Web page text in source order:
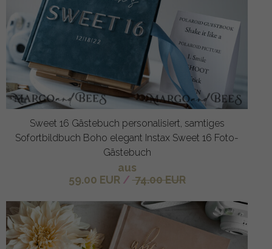
Sweet 16 Gästebuch personalisiert, samtiges
Sofortbildbuch Boho elegant Instax Sweet 16 Foto-
Gästebuch
aus
59.00 EUR / 74.00 EUR